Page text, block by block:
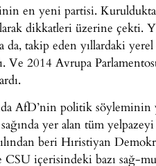
en yeni partisi.
dikkatleri üzerine çekti.
da, takip eden yıllardaki
2014 Avrupa
AfD’nin politik
yer alan tüm
beri Hıristiyan
içerisindeki bazı sağ-